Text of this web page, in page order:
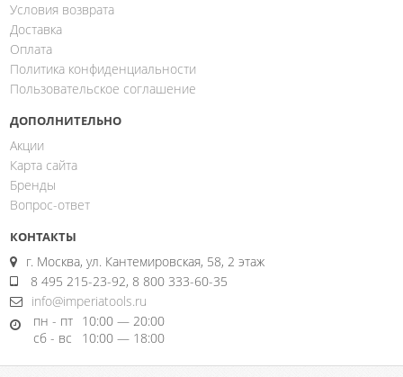
Условия возврата
Доставка
Оплата
Политика конфиденциальности
Пользовательское соглашение
ДОПОЛНИТЕЛЬНО
Акции
Карта сайта
Бренды
Вопрос-ответ
КОНТАКТЫ
г. Москва, ул. Кантемировская, 58, 2 этаж
8 495 215-23-92, 8 800 333-60-35
info@imperiatools.ru
пн - пт 10:00 — 20:00
сб - вс
10:00 — 18:00